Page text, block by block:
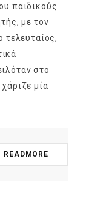
παιδικούς
με τον
τελευταίος,
στο
μία
READMORE